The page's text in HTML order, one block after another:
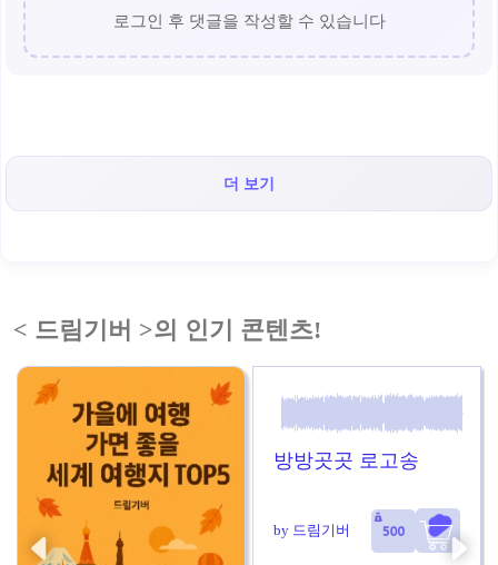
로그인 후 댓글을 작성할 수 있습니다
더 보기
< 드림기버 >의 인기 콘텐츠!
방방곳곳 로고송
by 드림기버